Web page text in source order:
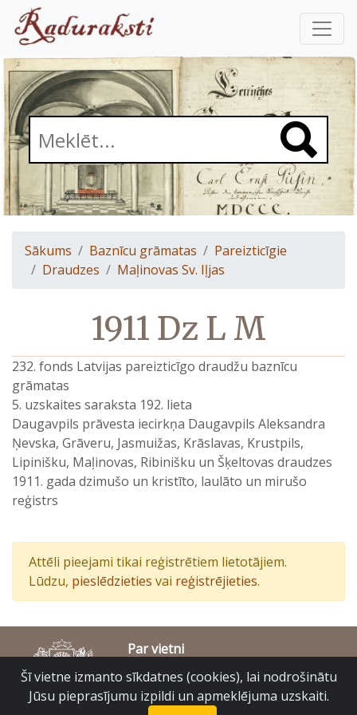
Sākums Baznīcu grāmatas
Pareizticīgie
Draudzes
Maļinovas Sv. Iļjas
1911 Dz L M
232. fonds Latvijas pareizticīgo draudžu baznīcu
grāmatas
5. uzskaites saraksta 192. lieta
Daugavpils prāvesta iecirkņa Daugavpils Aleksandra
Ņevska, Grāveru, Jasmuižas, Krāslavas, Krustpils,
Lipinišku, Maļinovas, Ribinišku un Šķeltovas draudzes
1911. gada dzimušo un kristīto, laulāto un mirušo
reģistrs
Attēli pieejami tikai reģistrētiem lietotājiem.
Lūdzu, pieslēdzieties vai reģistrējieties.
Par vietni
Piekļūstamības paziņojums
© Latvijas Valsts vēstures arhīvs 2007-2026
Slokas iela 16, Rīga, LV – 1048
Šī vietne izmanto sīkdatnes (cookies), lai nodrošinātu
Jūsu pieprasījumu izpildi un apmeklējuma uzskaiti.